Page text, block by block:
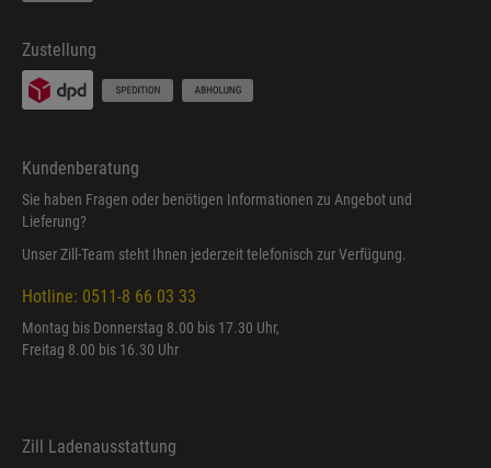
Zustellung
Kundenberatung
Sie haben Fragen oder benötigen Informationen zu Angebot und
Lieferung?
Unser Zill-Team steht Ihnen jederzeit telefonisch zur Verfügung.
Hotline: 0511-8 66 03 33
Montag bis Donnerstag 8.00 bis 17.30 Uhr,
Freitag 8.00 bis 16.30 Uhr
Zill Ladenausstattung